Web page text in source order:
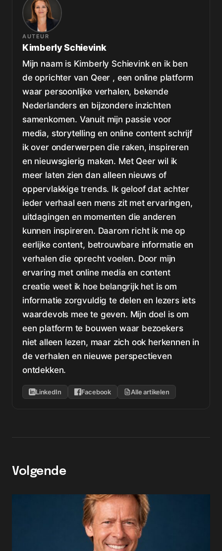
AUTEUR
Kimberly Schievink
Mijn naam is Kimberly Schievink en ik ben
de oprichter van Qeer , een online platform
waar persoonlijke verhalen, bekende
Nederlanders en bijzondere inzichten
samenkomen. Vanuit mijn passie voor
media, storytelling en online content schrijf
ik over onderwerpen die raken, inspireren
en nieuwsgierig maken. Met Qeer wil ik
meer laten zien dan alleen nieuws of
oppervlakkige trends. Ik geloof dat achter
ieder verhaal een mens zit met ervaringen,
uitdagingen en momenten die anderen
kunnen inspireren. Daarom richt ik me op
eerlijke content, betrouwbare informatie en
verhalen die oprecht voelen. Door mijn
ervaring met online media en content
creatie weet ik hoe belangrijk het is om
informatie zorgvuldig te delen en lezers iets
waardevols mee te geven. Mijn doel is om
een platform te bouwen waar bezoekers
niet alleen lezen, maar zich ook herkennen in
de verhalen en nieuwe perspectieven
ontdekken.
LinkedIn Facebook Alle artikelen
Volgende